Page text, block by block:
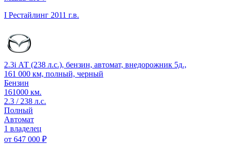
I Рестайлинг 2011 г.в.
2.3i АТ (238 л.с.), бензин, автомат, внедорожник 5д.,
161 000 км, полный, черный
Бензин
161000 км.
2.3 / 238 л.с.
Полный
Автомат
1 владелец
от 647 000 ₽